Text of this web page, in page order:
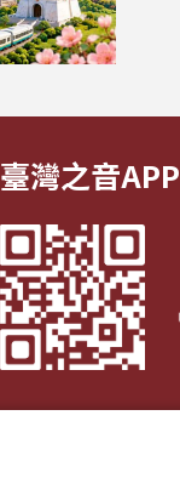
臺灣之音APP